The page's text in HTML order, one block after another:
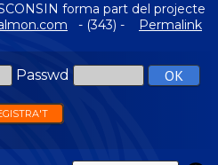
forma part del projecte
- (343) -
Permalink
Passwd